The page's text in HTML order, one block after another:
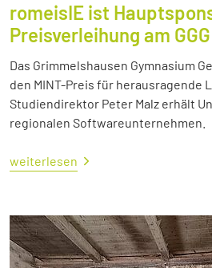
romeisIE ist
Preisverleihung am GGG
Das Grimmelshausen Gymnasium
den MINT-Preis für herausragende
Studiendirektor Peter Malz erhält
regionalen Softwareunternehmen.
weiterlesen